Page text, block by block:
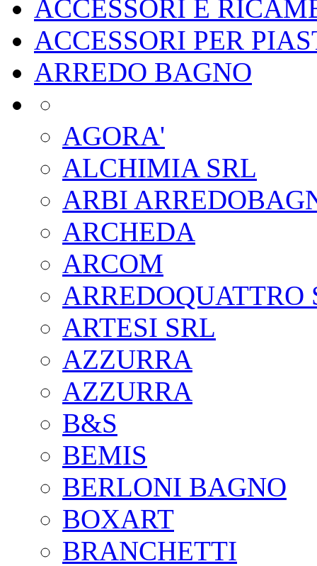
ACCESSORI E
ACCESSORI PER
ARREDO BAGNO
AGORA'
ALCHIMIA SRL
ARBI
ARCHEDA
ARCOM
ARREDOQUATTRO
ARTESI SRL
AZZURRA
AZZURRA
B&S
BEMIS
BERLONI BAGNO
BOXART
BRANCHETTI